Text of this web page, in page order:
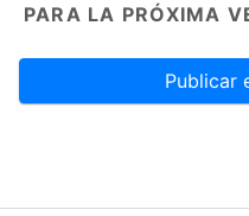
PARA LA PRÓXIMA